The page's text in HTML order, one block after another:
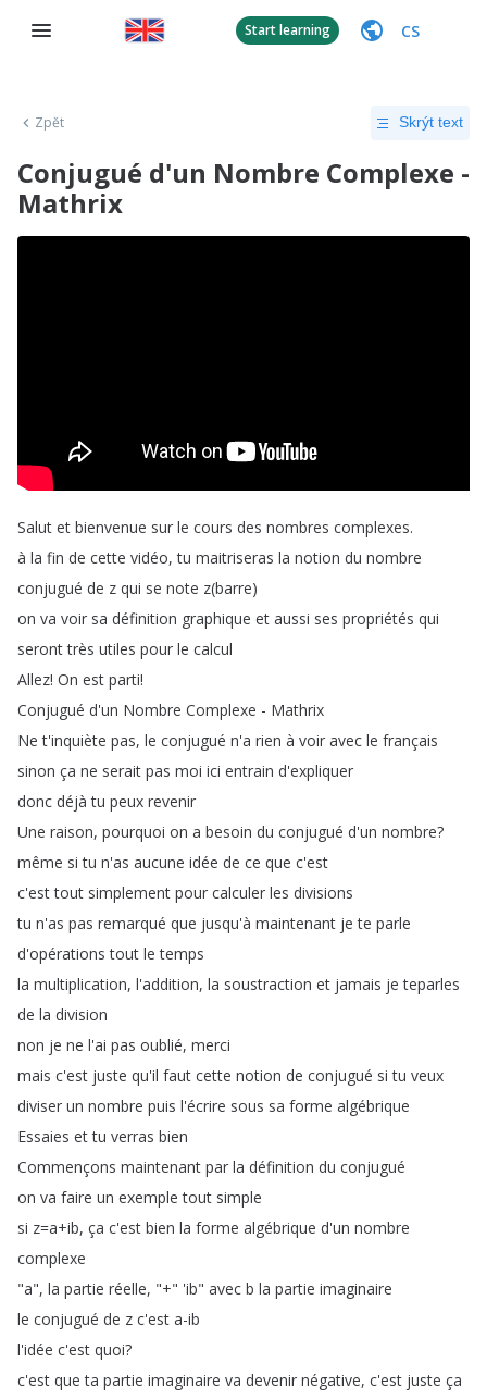
Start learning CS
Zpět Skrýt text
Conjugué d'un Nombre Complexe -
Mathrix
Salut et bienvenue sur le cours des nombres complexes.
à la fin de cette vidéo,tu maitriseras la notion du nombre
conjugué de z qui se note z(barre)
on va voir sa définition graphique et aussi ses propriétés qui
seront très utiles pour le calcul
Allez! On est parti!
Conjugué d'un Nombre Complexe - Mathrix
Ne t'inquiète pas, le conjugué n'a rien à voir avec le français
sinon ça ne serait pas moi ici entrain d'expliquer
donc déjà tu peux revenir
Une raison, pourquoi on a besoin du conjugué d'un nombre?
même si tu n'as aucune idée de ce que c'est
c'est tout simplement pour calculer les divisions
tu n'as pas remarqué que jusqu'à maintenant je te parle
d'opérations tout le temps
la multiplication, l'addition, la soustraction et jamais je teparles
de la division
non je ne l'ai pas oublié, merci
mais c'est juste qu'il faut cette notion de conjugué si tu veux
diviser un nombre puis l'écrire sous sa forme algébrique
Essaies et tu verras bien
Commençons maintenant par la définition du conjugué
on va faire un exemple tout simple
si z=a+ib, ça c'est bien la forme algébrique d'un nombre
complexe
"a", la partie réelle, "+" 'ib" avec b la partie imaginaire
le conjugué de z c'est a-ib
l'idée c'est quoi?
c'est que ta partie imaginaire va devenir négative, c'est juste ça